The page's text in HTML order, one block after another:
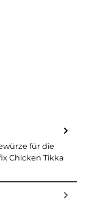
für die
Chicken Tikka